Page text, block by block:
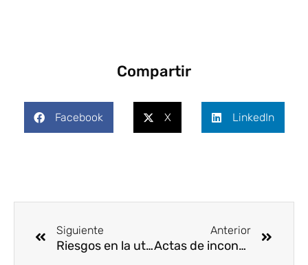
Compartir
Facebook X LinkedIn
Siguiente
Riesgos en la utilización de equipos y herramientas portátiles, accionados por aire comprimido
Anterior
Actas de inconsistencias